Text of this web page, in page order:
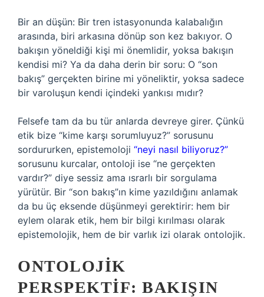
Bir an düşün: Bir tren istasyonunda kalabalığın
arasında, biri arkasına dönüp son kez bakıyor. O
bakışın yöneldiği kişi mi önemlidir, yoksa bakışın
kendisi mi? Ya da daha derin bir soru: O “son
bakış” gerçekten birine mi yöneliktir, yoksa sadece
bir varoluşun kendi içindeki yankısı mıdır?
Felsefe tam da bu tür anlarda devreye girer. Çünkü
etik bize “kime karşı sorumluyuz?” sorusunu
sordururken, epistemoloji “neyi nasıl biliyoruz?”
sorusunu kurcalar, ontoloji ise “ne gerçekten
vardır?” diye sessiz ama ısrarlı bir sorgulama
yürütür. Bir “son bakış”ın kime yazıldığını anlamak
da bu üç eksende düşünmeyi gerektirir: hem bir
eylem olarak etik, hem bir bilgi kırılması olarak
epistemolojik, hem de bir varlık izi olarak ontolojik.
ONTOLOJIK
PERSPEKTIF: BAKIŞIN